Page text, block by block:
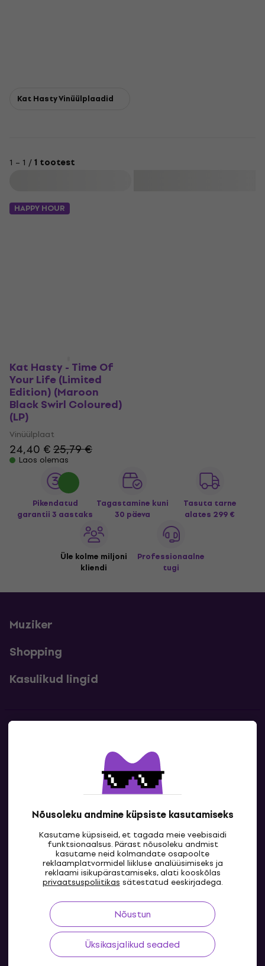
Nõusoleku andmine küpsiste kasutamiseks
Kasutame küpsiseid, et tagada meie veebisaidi
funktsionaalsus. Pärast nõusoleku andmist
kasutame neid kolmandate osapoolte
reklaamplatvormidel liikluse analüüsimiseks ja
reklaami isikupärastamiseks, alati kooskõlas
privaatsuspoliitikas sätestatud eeskirjadega.
Nõustun
Üksikasjalikud seaded
Kat Hasty Vinüülplaadid
1 – 1 /1 tootest
HAPPY HOUR
Kat Hasty - Time Of
Your Life (Limited
Edition) (Maroon
Black Swirl Coloured)
(LP)
Vinüülplaat
24,40 €25,79 €
Laos olemas
Pikendatud
garantii 3 aastaks
Tagastamine kuni
30 päeva
Tasuta tarne
alates 299 €
Üle kolme miljoni
kliendi
Professionaalne
tugi
Muziker
Shopping
Kasulikud lingid
Kontaktandmed
EE